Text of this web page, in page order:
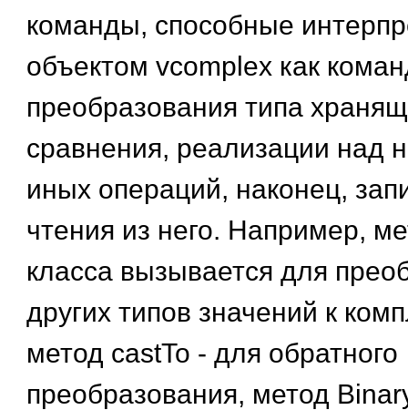
команды, способные
объектом vcomplex как
преобразования типа
сравнения, реализации над
иных операций, наконец,
чтения из него. Например,
класса вызывается для
других типов значений к
метод castTo - для обратного
преобразования, метод